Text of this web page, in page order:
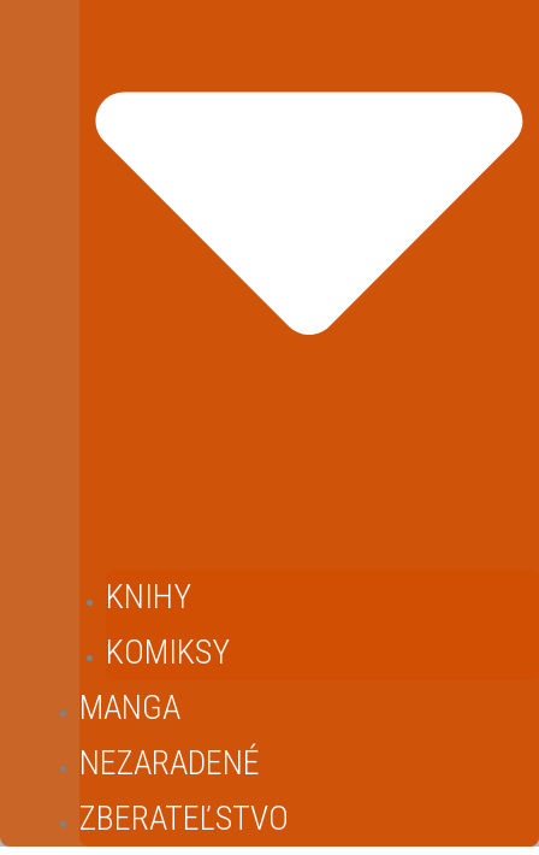
KNIHY
KOMIKSY
MANGA
NEZARADENÉ
ZBERATEĽSTVO